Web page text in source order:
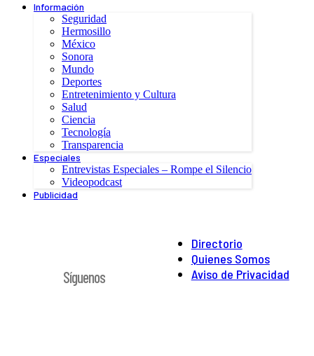
Información
Seguridad
Hermosillo
México
Sonora
Mundo
Deportes
Entretenimiento y Cultura
Salud
Ciencia
Tecnología
Transparencia
Especiales
Entrevistas Especiales – Rompe el Silencio
Videopodcast
Publicidad
Directorio
Quienes Somos
Aviso de Privacidad
Síguenos